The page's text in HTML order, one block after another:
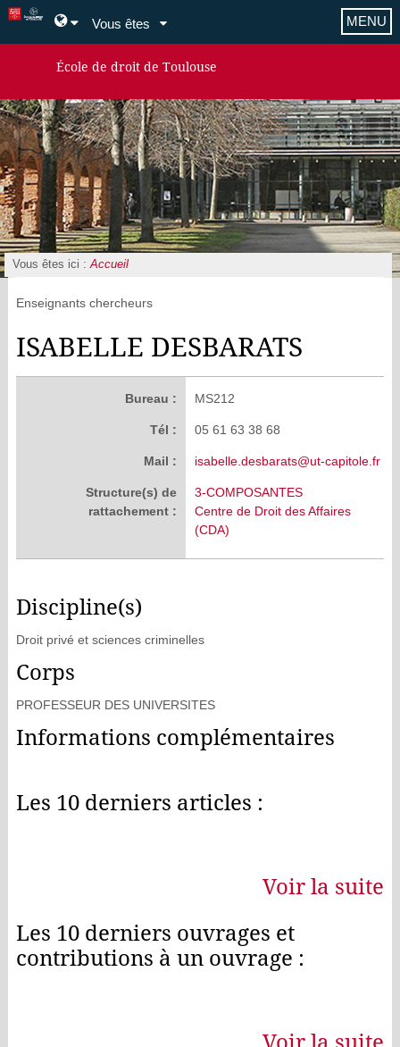
Vous êtes
École de droit de Toulouse
MENU
Vous êtes ici :Accueil
Enseignants chercheurs
ISABELLE DESBARATS
Bureau : MS212
Tél : 05 61 63 38 68
Mail : isabelle.desbarats@ut-capitole.fr
Structure(s) de
rattachement :
3-COMPOSANTES
Centre de Droit des Affaires
(CDA)
Discipline(s)
Droit privé et sciences criminelles
Corps
PROFESSEUR DES UNIVERSITES
Informations complémentaires
Les 10 derniers articles :
Voir la suite
Les 10 derniers ouvrages et
contributions à un ouvrage :